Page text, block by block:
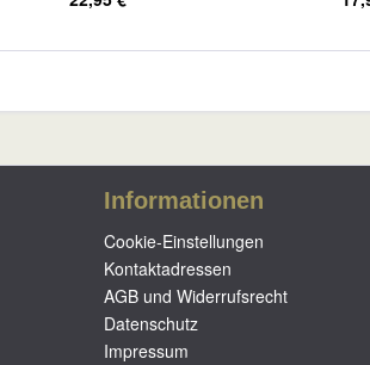
Informationen
Cookie-Einstellungen
Kontaktadressen
AGB und Widerrufsrecht
Datenschutz
Impressum